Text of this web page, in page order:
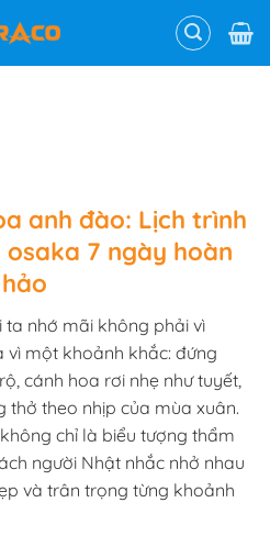
anh đào: Lịch trình
7 ngày hoàn
hảo
ta nhớ mãi không phải vì
vì một khoảnh khắc: đứng
cánh hoa rơi nhẹ như tuyết,
thở theo nhịp của mùa xuân.
chỉ là biểu tượng thẩm
người Nhật nhắc nhở nhau
và trân trọng từng khoảnh